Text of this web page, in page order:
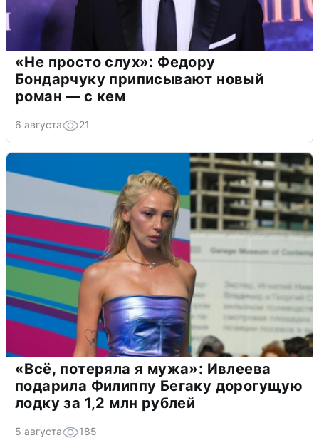
«Не просто слух»: Федору
Бондарчуку приписывают новый
роман — с кем
6 августа 21
«Всё, потеряла я мужа»: Ивлеева
подарила Филиппу Бегаку дорогущую
лодку за 1,2 млн рублей
5 августа 185